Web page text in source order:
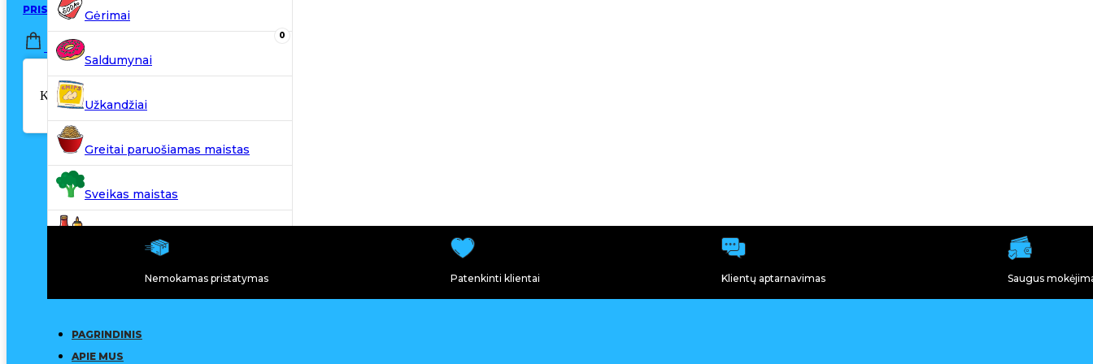
PRISIJUNGTI / REGISTRUOTIS
0,00€
Krepšelyje nėra produktų.
0
Gėrimai
Saldumynai
Užkandžiai
Greitai paruošiamas maistas
Sveikas maistas
Kiti produktai
Nemokamas pristatymas Patenkinti klientai Klientų aptarnavimas Saugus
PAGRINDINIS
APIE MUS